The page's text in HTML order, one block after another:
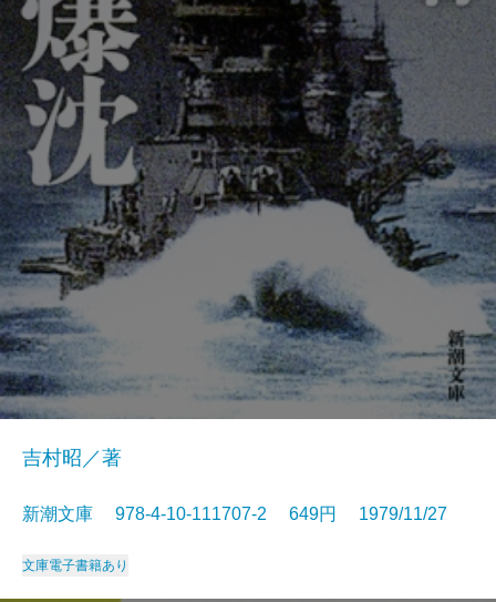
吉村昭／著
新潮文庫 978-4-10-111707-2 649円 1979/11/27
文庫電子書籍あり